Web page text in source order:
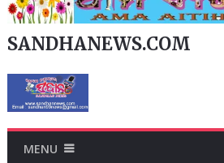
SANDHANEWS.COM
MENU